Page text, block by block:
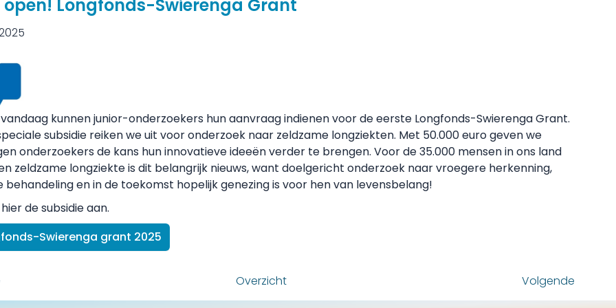
Longfonds-Swierenga Grant
kunnen junior-onderzoekers hun aanvraag indienen voor de eerste Longfonds-Swierenga Grant.
subsidie reiken we uit voor onderzoek naar zeldzame longziekten. Met 50.000 euro geven we
onderzoekers de kans hun innovatieve ideeën verder te brengen. Voor de 35.000 mensen in ons land
zeldzame longziekte is dit belangrijk nieuws, want doelgericht onderzoek naar vroegere herkenning,
behandeling en in de toekomst hopelijk genezing is voor hen van levensbelang!
de subsidie aan.
Swierenga grant 2025
Overzicht Volgende